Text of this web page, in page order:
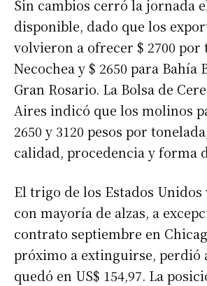
Sin cambios cerró la jornada
disponible, dado que los
volvieron a ofrecer $ 2700 por
Necochea y $ 2650 para Bahía
Gran Rosario. La Bolsa de
Aires indicó que los molinos
2650 y 3120 pesos por
calidad, procedencia y forma
El trigo de los Estados
con mayoría de alzas, a
contrato septiembre en
próximo a extinguirse, perdió
quedó en US$ 154,97. La